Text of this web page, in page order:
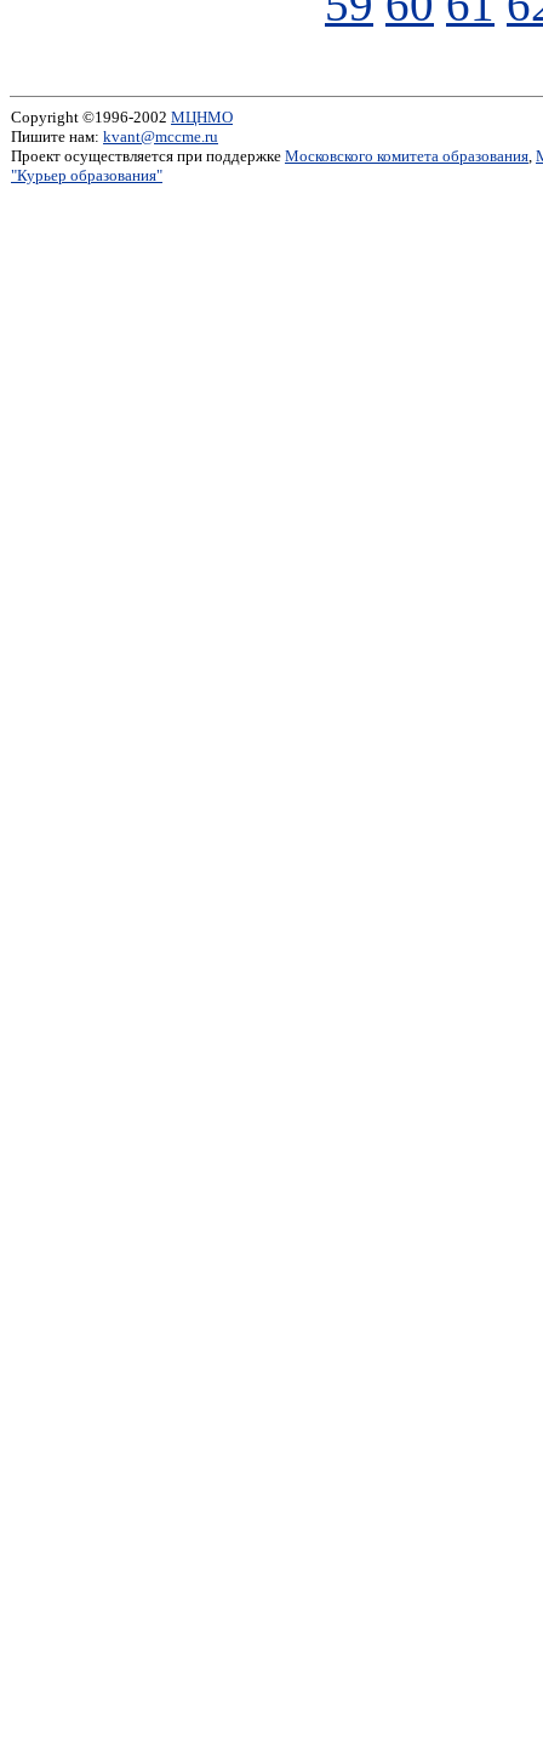
Copyright ©1996-2002 МЦНМО
Пишите нам: kvant@mccme.ru
Проект осуществляется при поддержке Московского комитета образования,
"Курьер образования"